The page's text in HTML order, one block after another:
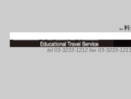
←料
tel 03-3233-1212 fax 03-3233-